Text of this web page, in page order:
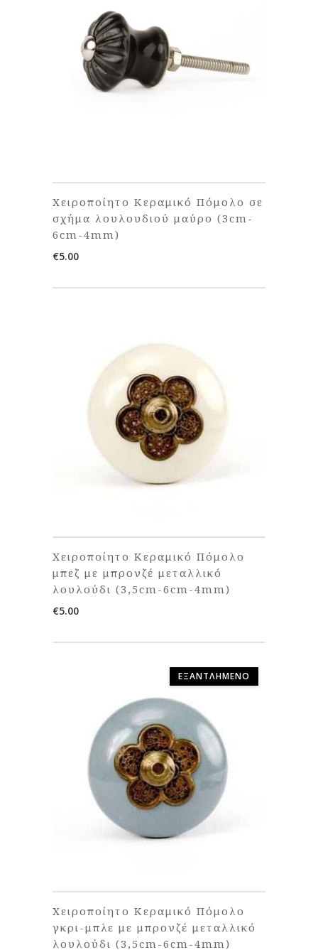
Χειροποίητο Κεραμικό Πόμολο σε
σχήμα λουλουδιού μαύρο (3cm-
6cm-4mm)
€5.00
Χειροποίητο Κεραμικό Πόμολο
μπεζ με μπρονζέ μεταλλικό
λουλούδι (3,5cm-6cm-4mm)
€5.00
ΕΞΑΝΤΛΗΜΈΝΟ
Χειροποίητο Κεραμικό Πόμολο
γκρι-μπλε με μπρονζέ μεταλλικό
λουλούδι (3,5cm-6cm-4mm)